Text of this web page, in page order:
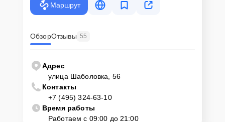
Маршрут
ОбзорОтзывы 55
Адрес
улица Шаболовка, 56
Контакты
+7 (495) 324-63-10
Время работы
Работаем с 09:00 до 21:00